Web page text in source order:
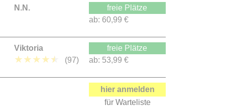
N.N.
freie Plätze
ab: 60,99 €
Viktoria
★★★★★ (97)
freie Plätze
ab: 53,99 €
hier anmelden
für Warteliste